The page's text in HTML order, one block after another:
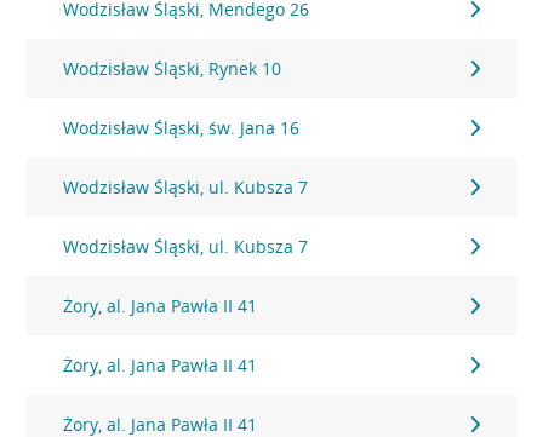
Wodzisław Śląski, Mendego 26
Wodzisław Śląski, Rynek 10
Wodzisław Śląski, św. Jana 16
Wodzisław Śląski, ul. Kubsza 7
Wodzisław Śląski, ul. Kubsza 7
Żory, al. Jana Pawła II 41
Żory, al. Jana Pawła II 41
Żory, al. Jana Pawła II 41